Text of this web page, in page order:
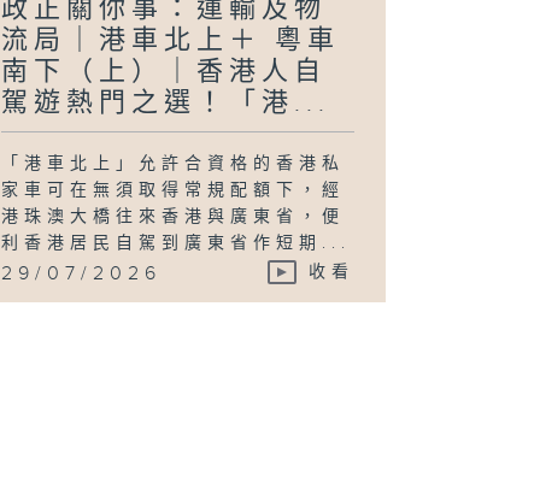
政正關你事：運輸及物
流局｜港車北上＋ 粵車
南下（上）｜香港人自
駕遊熱門之選！「港...
「港車北上」允許合資格的香港私
家車可在無須取得常規配額下，經
港珠澳大橋往來香港與廣東省，便
利香港居民自駕到廣東省作短期...
29/07/2026 收看